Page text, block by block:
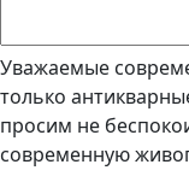
Уважаемые
только
просим не
современную